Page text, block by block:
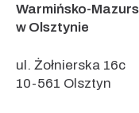
Warmińsko-
w Olsztynie
ul. Żołnierska 16c
10-561 Olsztyn